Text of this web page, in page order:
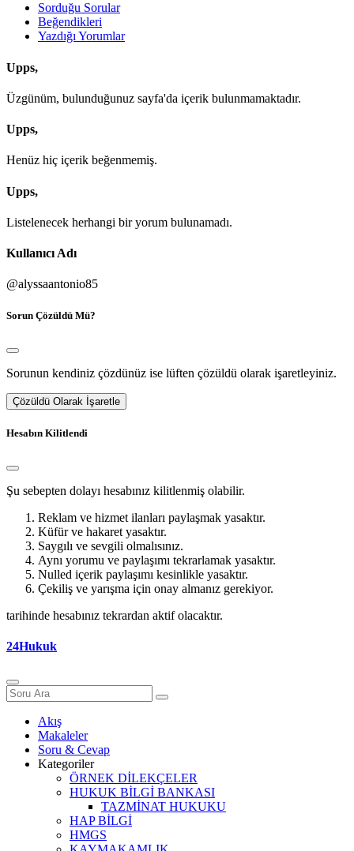
Sorduğu Sorular
Beğendikleri
Yazdığı Yorumlar
Upps,
Üzgünüm, bulunduğunuz sayfa'da içerik bulunmamaktadır.
Upps,
Henüz hiç içerik beğenmemiş.
Upps,
Listelenecek herhangi bir yorum bulunamadı.
Kullanıcı Adı
@alyssaantonio85
Sorun Çözüldü Mü?
Sorunun kendiniz çözdünüz ise lüften çözüldü olarak işaretleyiniz.
Çözüldü Olarak İşaretle
Hesabın Kilitlendi
Şu sebepten dolayı hesabınız kilitlenmiş olabilir.
Reklam ve hizmet ilanları paylaşmak yasaktır.
Küfür ve hakaret yasaktır.
Saygılı ve sevgili olmalısınız.
Aynı yorumu ve paylaşımı tekrarlamak yasaktır.
Nulled içerik paylaşımı kesinlikle yasaktır.
Çekiliş ve yarışma için onay almanız gerekiyor.
tarihinde hesabınız tekrardan aktif olacaktır.
24Hukuk
Akış
Makaleler
Soru & Cevap
Kategoriler
ÖRNEK DİLEKÇELER
HUKUK BİLGİ BANKASI
TAZMİNAT HUKUKU
HAP BİLGİ
HMGS